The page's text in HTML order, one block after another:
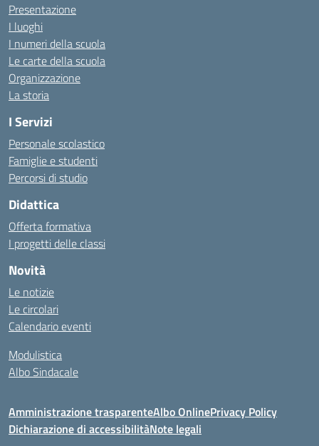
Presentazione
I luoghi
I numeri della scuola
Le carte della scuola
Organizzazione
La storia
I Servizi
Personale scolastico
Famiglie e studenti
Percorsi di studio
Didattica
Offerta formativa
I progetti delle classi
Novità
Le notizie
Le circolari
Calendario eventi
Modulistica
Albo Sindacale
Amministrazione trasparenteAlbo OnlinePrivacy Policy
Dichiarazione di accessibilitàNote legali